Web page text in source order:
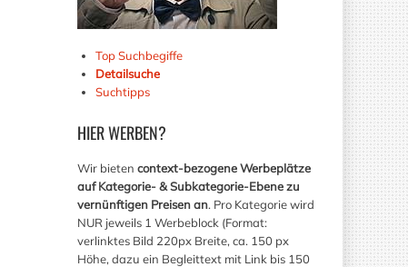
Top Suchbegiffe
Detailsuche
Suchtipps
HIERWERBEN?
Wir bieten context-bezogene Werbeplätze
auf Kategorie- & Subkategorie-Ebene zu
vernünftigen Preisen an. Pro Kategorie wird
NUR jeweils 1 Werbeblock (Format:
verlinktes Bild 220px Breite, ca. 150 px
Höhe, dazu ein Begleittext mit Link bis 150